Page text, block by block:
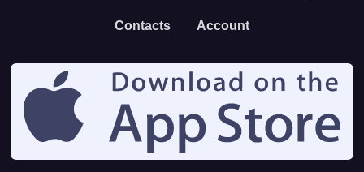
Contacts Account